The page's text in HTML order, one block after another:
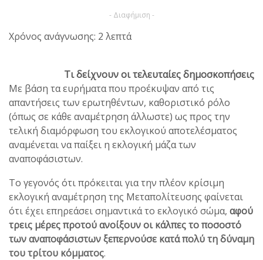
- Διαφήμιση -
Χρόνος ανάγνωσης: 2 λεπτά
Τι δείχνουν οι τελευταίες δημοσκοπήσεις
Mε βάση τα ευρήματα που προέκυψαν από τις
απαντήσεις των ερωτηθέντων, καθοριστικό ρόλο
(όπως σε κάθε αναμέτρηση άλλωστε) ως προς την
τελική διαμόρφωση του εκλογικού αποτελέσματος
αναμένεται να παίξει η εκλογική μάζα των
αναποφάσιστων.
Το γεγονός ότι πρόκειται για την πλέον κρίσιμη
εκλογική αναμέτρηση της Μεταπολίτευσης φαίνεται
ότι έχει επηρεάσει σημαντικά το εκλογικό σώμα, αφού
τρεις μέρες προτού ανοίξουν οι κάλπες το ποσοστό
των αναποφάσιστων ξεπερνούσε κατά πολύ τη δύναμη
του τρίτου κόμματος.